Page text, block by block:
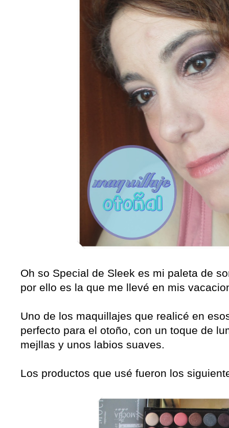
Oh so Special de Sleek es mi paleta de
por ello es la que me llevé en mis
Uno de los maquillajes que realicé en
perfecto para el otoño, con un toque de
mejllas y unos labios suaves.
Los productos que usé fueron los